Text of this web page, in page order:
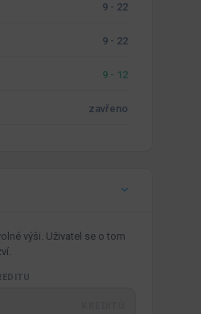
9 - 22
9 - 22
9 - 12
zavřeno
výši. Uživatel se o tom